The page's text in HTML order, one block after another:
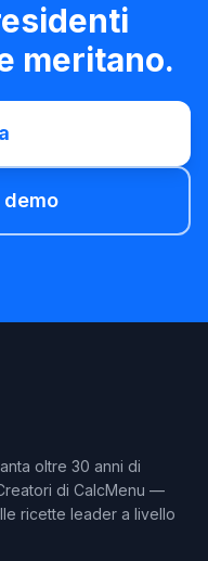
meritano.
oltre 30 anni di
di CalcMenu —
ricette leader a livello